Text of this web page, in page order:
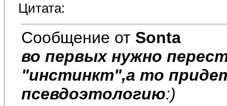
Цитата:
Сообщение от Sonta
во первых нужно
"инстинкт",а то
псевдоэтологию:)